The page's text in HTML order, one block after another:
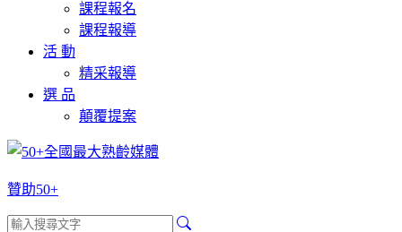
課程報名
課程報導
活 動
精采報導
選 品
顛覆提案
贊助50+